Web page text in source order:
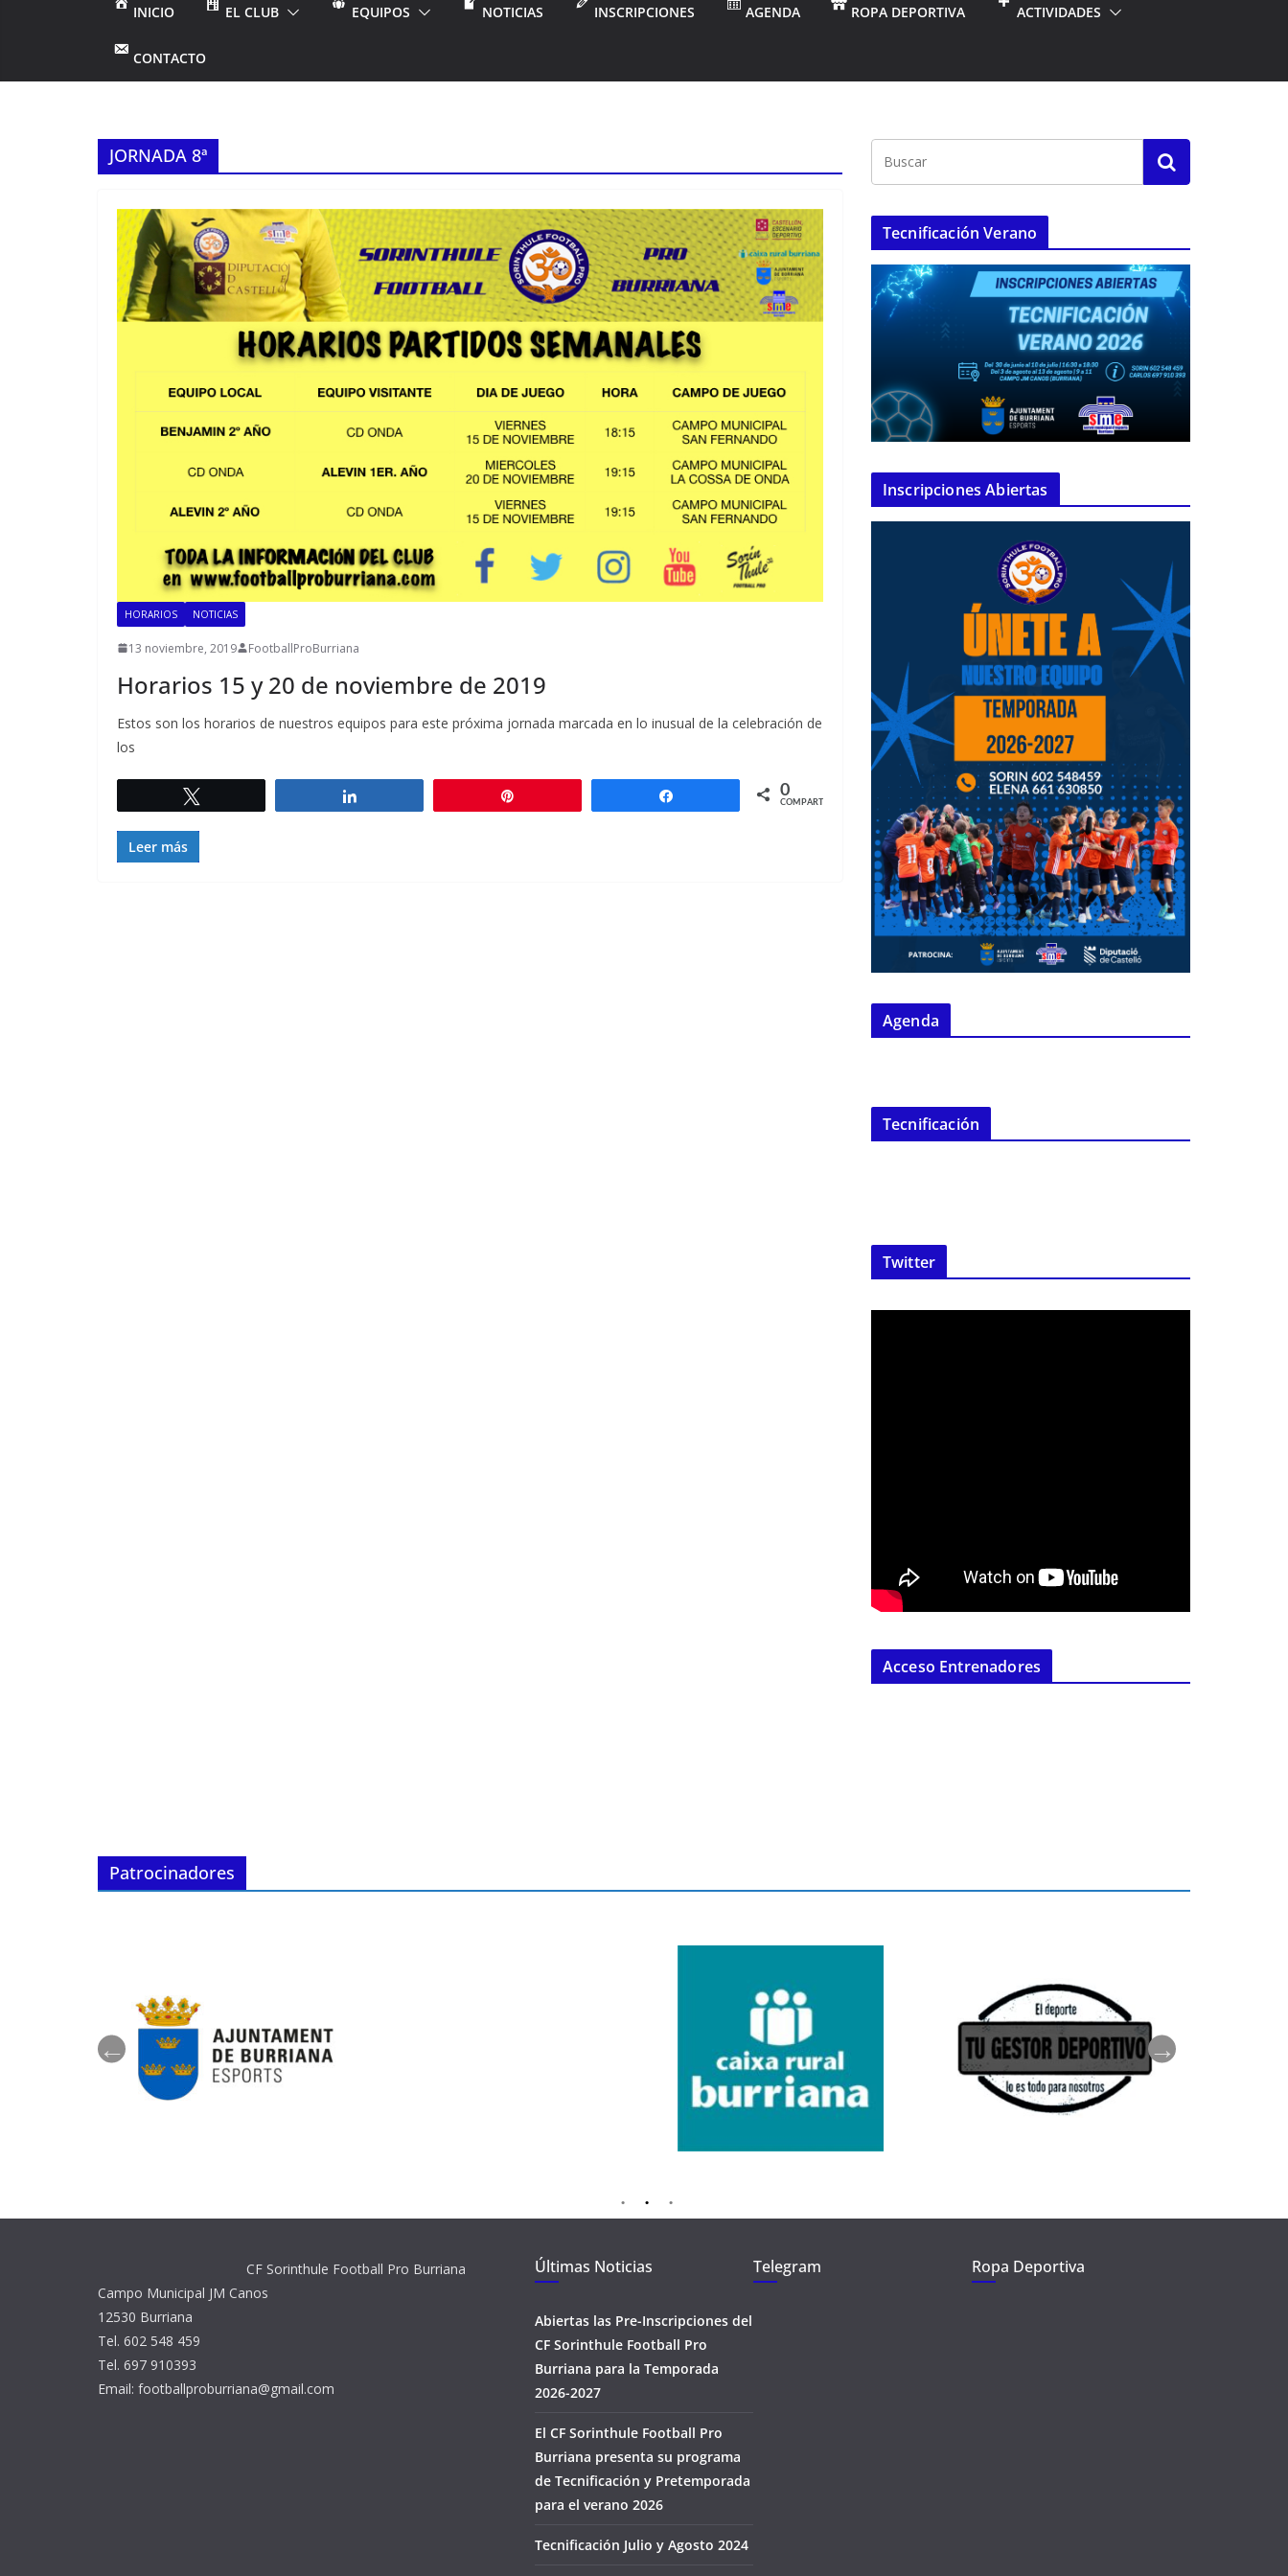
INICIO EL CLUB EQUIPOS NOTICIAS INSCRIPCIONES AGENDA ROPA DEPORTIVA ACTIVIDADES
CONTACTO
JORNADA 8ª
HORARIOS NOTICIAS
13 noviembre, 2019 FootballProBurriana
Horarios 15 y 20 de noviembre de 2019
Estos son los horarios de nuestros equipos para este próxima jornada marcada en lo inusual de la celebración de
los
0
COMPARTIR
Leer más
Tecnificación Verano
Inscripciones Abiertas
Agenda
Tecnificación
Twitter
Acceso Entrenadores
Patrocinadores
CF Sorinthule Football Pro Burriana
Campo Municipal JM Canos
12530 Burriana
Tel. 602 548 459
Tel. 697 910393
Email: footballproburriana@gmail.com
Últimas Noticias
Abiertas las Pre-Inscripciones del
CF Sorinthule Football Pro
Burriana para la Temporada
2026-2027
El CF Sorinthule Football Pro
Burriana presenta su programa
de Tecnificación y Pretemporada
para el verano 2026
Tecnificación Julio y Agosto 2024
Telegram Ropa Deportiva